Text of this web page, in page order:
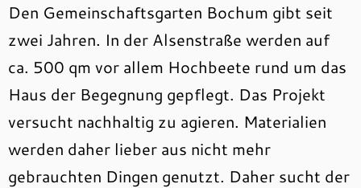
Den Gemeinschaftsgarten Bochum gibt seit
zwei Jahren. In der Alsenstraße werden auf
ca. 500 qm vor allem Hochbeete rund um das
Haus der Begegnung gepflegt. Das Projekt
versucht nachhaltig zu agieren. Materialien
werden daher lieber aus nicht mehr
gebrauchten Dingen genutzt. Daher sucht der